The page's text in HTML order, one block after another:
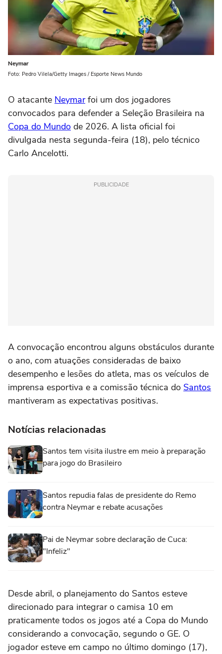
Neymar
Foto: Pedro Vilela/Getty Images / Esporte News Mundo
O atacante Neymarfoi um dos jogadores
convocados para defender a Seleção Brasileira na
Copa do Mundo de 2026. A lista oficial foi
divulgada nesta segunda-feira (18), pelo técnico
Carlo Ancelotti.
PUBLICIDADE
A convocação encontrou alguns obstáculos durante
o ano, com atuações consideradas de baixo
desempenho e lesões do atleta, mas os veículos de
imprensa esportiva e a comissão técnica do Santos
mantiveram as expectativas positivas.
Notícias relacionadas
Santos tem visita ilustre em meio à preparação
para jogo do Brasileiro
Santos repudia falas de presidente do Remo
contra Neymar e rebate acusações
Pai de Neymar sobre declaração de Cuca:
"Infeliz"
Desde abril, o planejamento do Santos esteve
direcionado para integrar o camisa 10 em
praticamente todos os jogos até a Copa do Mundo
considerando a convocação, segundo o GE. O
jogador esteve em campo no último domingo (17),